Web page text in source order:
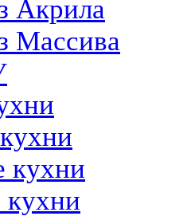
Акрила
Массива
кухни
кухни